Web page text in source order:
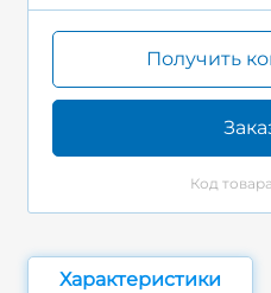
Получить
Код
Характеристики